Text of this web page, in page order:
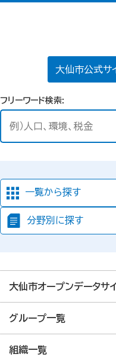
大仙市公式サ
フリーワード検索
一覧から探す
分野別に探す
大仙市オープンデータサ
グループ一覧
組織一覧